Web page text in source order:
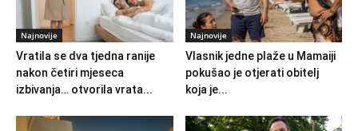
Najnovije
Vratila se dva tjedna ranije
nakon četiri mjeseca
izbivanja… otvorila vrata...
Najnovije
Vlasnik jedne plaže u Mamaiji
pokušao je otjerati obitelj
koja je...